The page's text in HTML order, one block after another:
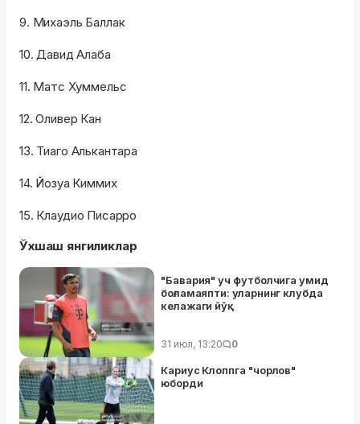
9. Михаэль Баллак
10. Давид Алаба
11. Матс Хуммельс
12. Оливер Кан
13. Тиаго Алькантара
14. Йозуа Киммих
15. Клаудио Писарро
Ўхшаш янгиликлар
"Бавария" уч футболчига умид
боғламаяпти: уларнинг клубда
келажаги йўқ
31 июл, 13:20 0
Кариус Клоппга "чорлов"
юборди